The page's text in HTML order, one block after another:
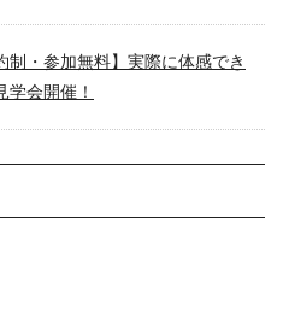
・参加無料】実際に体感でき
会開催！